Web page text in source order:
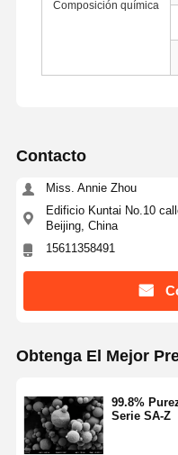
Inicio
Composición química
Contacto
Miss. Annie Zhou
Edificio Kuntai No.10
Beijing, China
15611358491
Obtenga El Mejor
99.8%
Serie SA-Z